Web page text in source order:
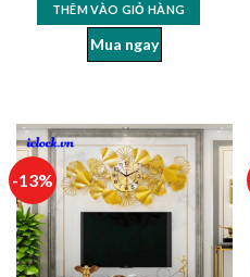
THÊM VÀO GIỎ HÀNG
Mua ngay
-13%